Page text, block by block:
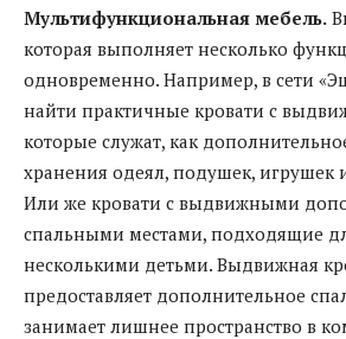
Мультифункциональная мебель.
которая выполняет несколько
одновременно. Например, в сети
найти практичные кровати с
которые служат, как
хранения одеял, подушек, игрушек
Или же кровати с выдвижными
спальными местами, подходящие
несколькими детьми. Выдвижная
предоставляет дополнительное
занимает лишнее пространство в